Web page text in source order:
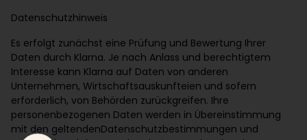
Datenschutzhinweis
Es erfolgt zunächst eine Prüfung und Bewertung Ihrer
Daten durch Klarna. Je nach Anlass und berechtigtem
Interesse kann Klarna auf Daten von anderen
Unternehmen, Wirtschaftsauskunfteien und sofern
erforderlich, von Behörden zurückgreifen. Ihre
personenbezogenen Daten werden in Übereinstimmung
mit den geltendenDatenschutzbestimmungen und